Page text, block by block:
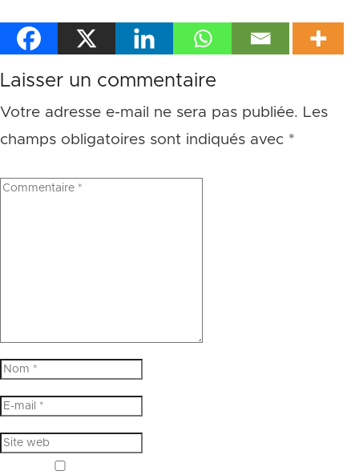
Laisser un commentaire
Votre adresse e-mail ne sera pas publiée. Les
champs obligatoires sont indiqués avec *